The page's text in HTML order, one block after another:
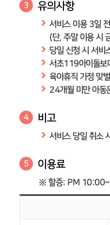
3 유의사항
서비스 이용 3일
(단, 주말 이용 시
당일 신청 시 서비
서초119아이돌보
육아휴직 가정 맞
24개월 미만 아동
4 비고
서비스 당일 취소
5 이용료
※ 할증: PM